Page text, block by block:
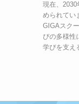
現在、
められてい
GIGAスク
びの多様性
学びを支